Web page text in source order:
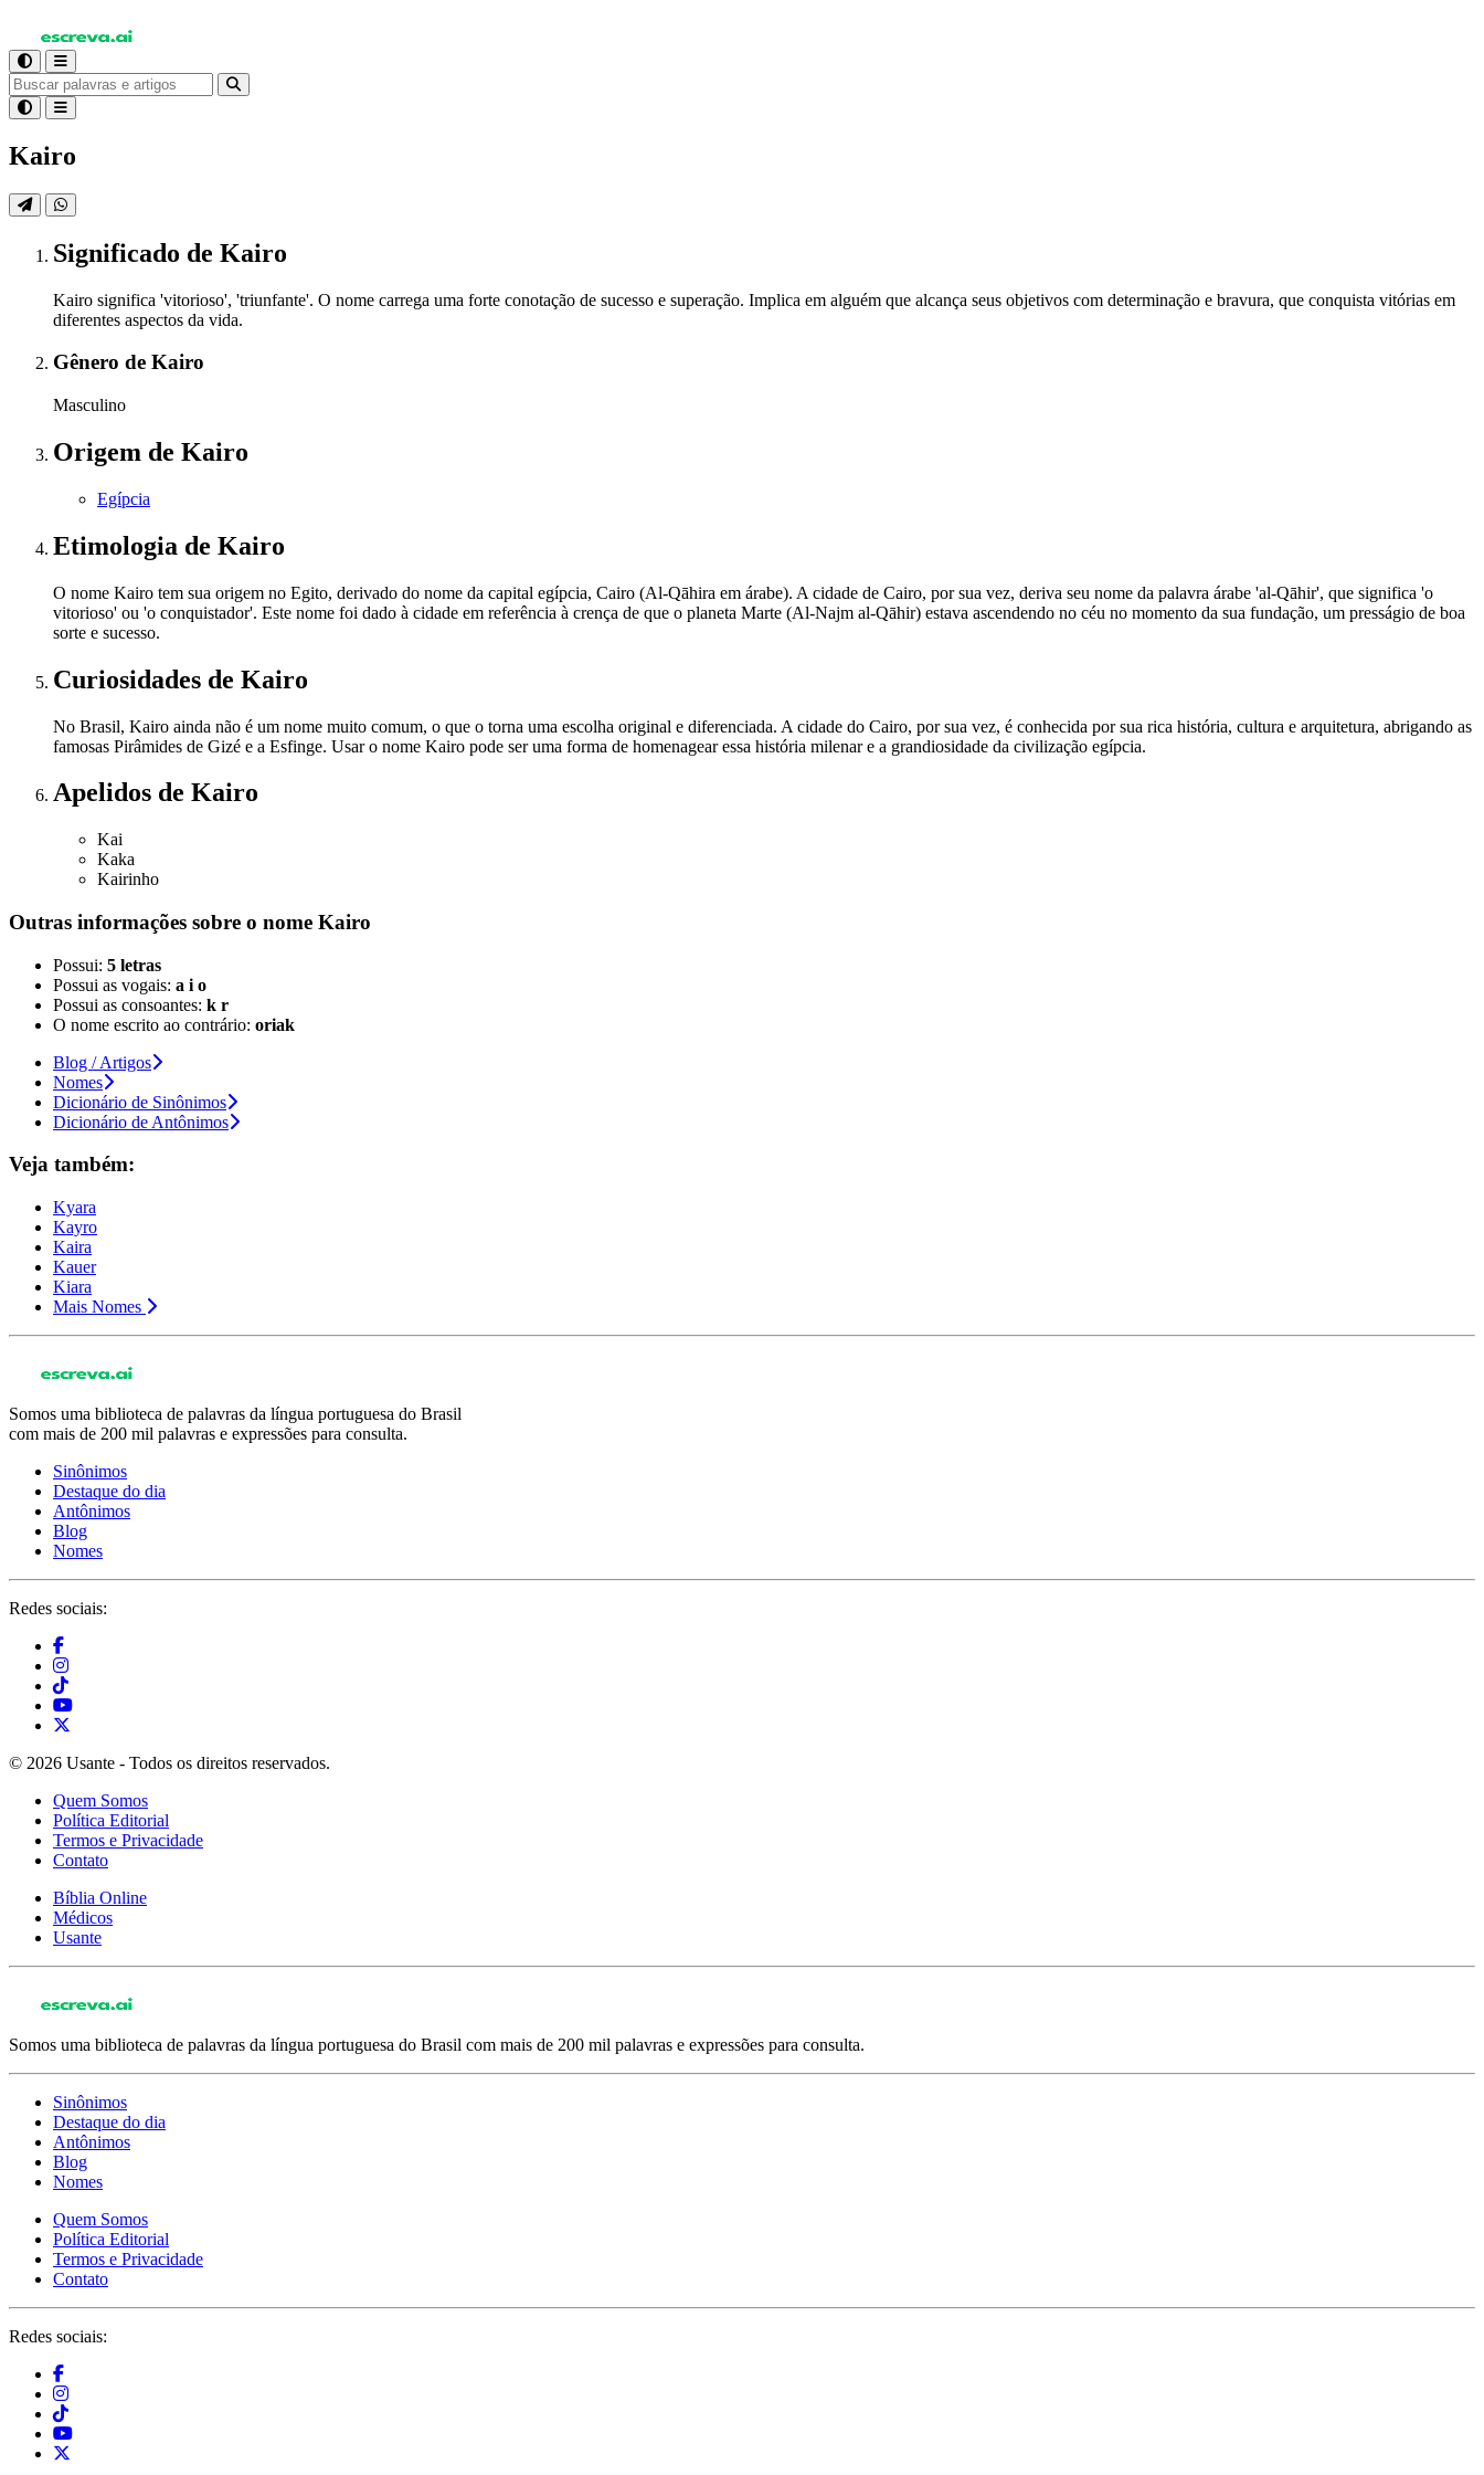
Kairo
Significado de Kairo
Kairo significa 'vitorioso', 'triunfante'. O nome carrega uma forte conotação de sucesso e superação. Implica em alguém que alcança seus objetivos com determinação e bravura, que conquista vitórias em
diferentes aspectos da vida.
Gênero de Kairo
Masculino
Origem de Kairo
Egípcia
Etimologia de Kairo
O nome Kairo tem sua origem no Egito, derivado do nome da capital egípcia, Cairo (Al-Qāhira em árabe). A cidade de Cairo, por sua vez, deriva seu nome da palavra árabe 'al-Qāhir', que significa 'o
vitorioso' ou 'o conquistador'. Este nome foi dado à cidade em referência à crença de que o planeta Marte (Al-Najm al-Qāhir) estava ascendendo no céu no momento da sua fundação, um presságio de boa
sorte e sucesso.
Curiosidades de Kairo
No Brasil, Kairo ainda não é um nome muito comum, o que o torna uma escolha original e diferenciada. A cidade do Cairo, por sua vez, é conhecida por sua rica história, cultura e arquitetura, abrigando as
famosas Pirâmides de Gizé e a Esfinge. Usar o nome Kairo pode ser uma forma de homenagear essa história milenar e a grandiosidade da civilização egípcia.
Apelidos de Kairo
Kai
Kaka
Kairinho
Outras informações sobre o nome Kairo
Possui: 5 letras
Possui as vogais: a i o
Possui as consoantes: k r
O nome escrito ao contrário: oriak
Blog / Artigos
Nomes
Dicionário de Sinônimos
Dicionário de Antônimos
Veja também:
Kyara
Kayro
Kaira
Kauer
Kiara
Mais Nomes
Somos uma biblioteca de palavras da língua portuguesa do Brasil
com mais de 200 mil palavras e expressões para consulta.
Sinônimos
Destaque do dia
Antônimos
Blog
Nomes
Redes sociais:
© 2026 Usante - Todos os direitos reservados.
Quem Somos
Política Editorial
Termos e Privacidade
Contato
Bíblia Online
Médicos
Usante
Somos uma biblioteca de palavras da língua portuguesa do Brasil com mais de 200 mil palavras e expressões para consulta.
Sinônimos
Destaque do dia
Antônimos
Blog
Nomes
Quem Somos
Política Editorial
Termos e Privacidade
Contato
Redes sociais: